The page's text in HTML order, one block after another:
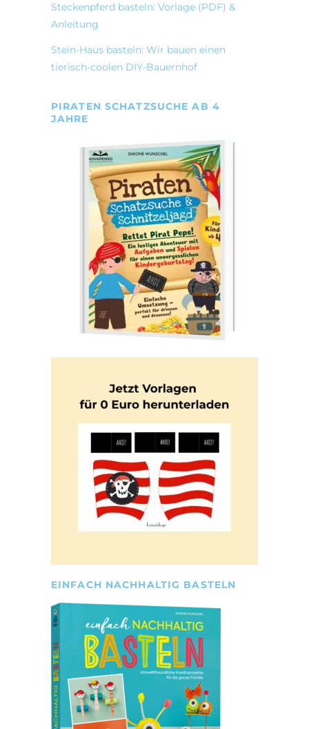
Steckenpferd basteln: Vorlage (PDF) &
Anleitung
Stein-Haus basteln: Wir bauen einen
tierisch-coolen DIY-Bauernhof
PIRATEN SCHATZSUCHE AB 4
JAHRE
EINFACH NACHHALTIG BASTELN